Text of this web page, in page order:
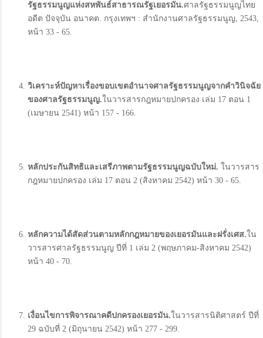
รัฐธรรมนูญแห่งสหพันธ์สาธารณรัฐเยอรมัน.ศาลรัฐธรรมนูญไทย
อดีต ปัจจุบัน อนาคต. กรุงเทพฯ : สำนักงานศาลรัฐธรรมนูญ, 2543,
หน้า 33 - 65.
วิเคราะห์ปัญหาเรื่องขอบเขตอำนาจศาลรัฐธรรมนูญจากคำวินิจฉัย
ของศาลรัฐธรรมนูญ.ในวารสารกฎหมายปกครอง เล่ม 17 ตอน 1
(เมษายน 2541) หน้า 157 - 166.
หลักประกันสิทธิและเสรีภาพตามรัฐธรรมนูญฉบับใหม่. ในวารสาร
กฎหมายปกครอง เล่ม 17 ตอน 2 (สิงหาคม 2542) หน้า 30 - 65.
หลักความได้สัดส่วนตามหลักกฎหมายของเยอรมันและฝรั่งเศส.ใน
วารสารศาลรัฐธรรมนูญ ปีที่ 1 เล่ม 2 (พฤษภาคม-สิงหาคม 2542)
หน้า 40 - 70.
เงื่อนไขการพิจารณาคดีปกครองเยอรมัน.ในวารสารนิติศาสตร์ ปีที่
29 ฉบับที่ 2 (มิถุนายน 2542) หน้า 277 - 299.